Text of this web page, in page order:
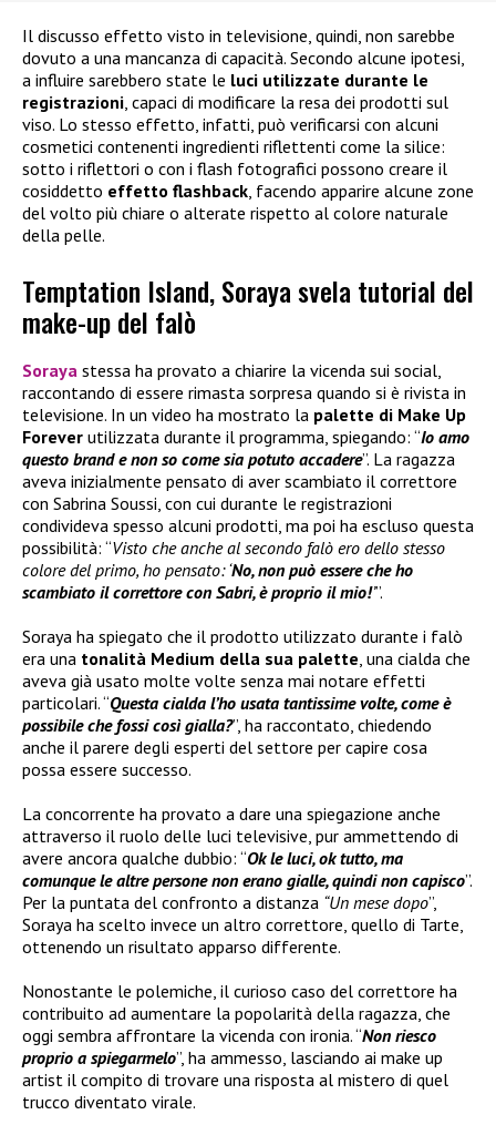
Il discusso effetto visto in televisione, quindi, non sarebbe
dovuto a una mancanza di capacità. Secondo alcune ipotesi,
a influire sarebbero state le luci utilizzate durante le
registrazioni , capaci di modificare la resa dei prodotti sul
viso. Lo stesso effetto, infatti, può verificarsi con alcuni
cosmetici contenenti ingredienti riflettenti come la silice:
sotto i riflettori o con i flash fotografici possono creare il
cosiddetto effetto flashback , facendo apparire alcune zone
del volto più chiare o alterate rispetto al colore naturale
della pelle.
Temptation Island, Soraya svela tutorial del
make-up del falò
Soraya stessa ha provato a chiarire la vicenda sui social,
raccontando di essere rimasta sorpresa quando si è rivista in
televisione. In un video ha mostrato la palette di Make Up
Forever utilizzata durante il programma, spiegando: “Io amo
questo brand e non so come sia potuto accadere”. La ragazza
aveva inizialmente pensato di aver scambiato il correttore
con Sabrina Soussi, con cui durante le registrazioni
condivideva spesso alcuni prodotti, ma poi ha escluso questa
possibilità: “Visto che anche al secondo falò ero dello stesso
colore del primo, ho pensato: ‘No, non può essere che ho
scambiato il correttore con Sabri, è proprio il mio!’”.
Soraya ha spiegato che il prodotto utilizzato durante i falò
era una tonalità Medium della sua palette, una cialda che
aveva già usato molte volte senza mai notare effetti
particolari. “Questa cialda l’ho usata tantissime volte, come è
possibile che fossi così gialla?”, ha raccontato, chiedendo
anche il parere degli esperti del settore per capire cosa
possa essere successo.
La concorrente ha provato a dare una spiegazione anche
attraverso il ruolo delle luci televisive, pur ammettendo di
avere ancora qualche dubbio: “Ok le luci, ok tutto, ma
comunque le altre persone non erano gialle, quindi non capisco”.
Per la puntata del confronto a distanza “Un mese dopo”,
Soraya ha scelto invece un altro correttore, quello di Tarte,
ottenendo un risultato apparso differente.
Nonostante le polemiche, il curioso caso del correttore ha
contribuito ad aumentare la popolarità della ragazza, che
oggi sembra affrontare la vicenda con ironia. “Non riesco
proprio a spiegarmelo”, ha ammesso, lasciando ai make up
artist il compito di trovare una risposta al mistero di quel
trucco diventato virale.